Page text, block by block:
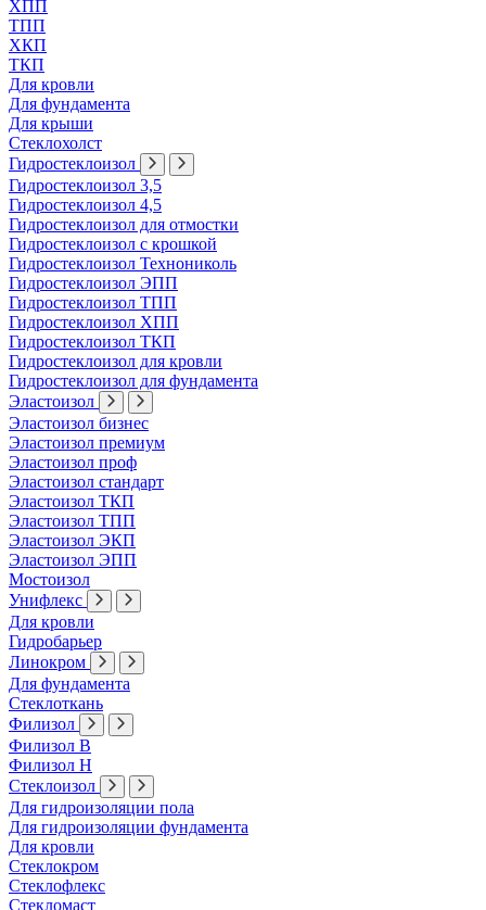
ХПП
ТПП
ХКП
ТКП
Для кровли
Для фундамента
Для крыши
Стеклохолст
Гидростеклоизол
Гидростеклоизол 3,5
Гидростеклоизол 4,5
Гидростеклоизол для отмостки
Гидростеклоизол с крошкой
Гидростеклоизол Технониколь
Гидростеклоизол ЭПП
Гидростеклоизол ТПП
Гидростеклоизол ХПП
Гидростеклоизол ТКП
Гидростеклоизол для кровли
Гидростеклоизол для фундамента
Эластоизол
Эластоизол бизнес
Эластоизол премиум
Эластоизол проф
Эластоизол стандарт
Эластоизол ТКП
Эластоизол ТПП
Эластоизол ЭКП
Эластоизол ЭПП
Мостоизол
Унифлекс
Для кровли
Гидробарьер
Линокром
Для фундамента
Стеклоткань
Филизол
Филизол В
Филизол Н
Стеклоизол
Для гидроизоляции пола
Для гидроизоляции фундамента
Для кровли
Стеклокром
Стеклофлекс
Стекломаст